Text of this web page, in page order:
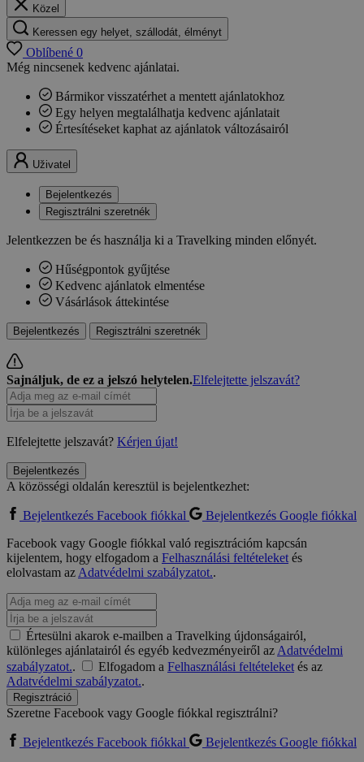
Közel
Keressen egy helyet, szállodát, élményt
Oblíbené 0
Még nincsenek kedvenc ajánlatai.
Bármikor visszatérhet a mentett ajánlatokhoz
Egy helyen megtalálhatja kedvenc ajánlatait
Értesítéseket kaphat az ajánlatok változásairól
Uživatel
Bejelentkezés
Regisztrálni szeretnék
Jelentkezzen be és használja ki a Travelking minden előnyét.
Hűségpontok gyűjtése
Kedvenc ajánlatok elmentése
Vásárlások áttekintése
Bejelentkezés Regisztrálni szeretnék
Sajnáljuk, de ez a jelszó helytelen.Elfelejtette jelszavát?
Elfelejtette jelszavát? Kérjen újat!
Bejelentkezés
A közösségi oldalán keresztül is bejelentkezhet:
Bejelentkezés Facebook fiókkal
Bejelentkezés Google fiókkal
Facebook vagy Google fiókkal való regisztrációm kapcsán
kijelentem, hogy elfogadom a Felhasználási feltételeketés
elolvastam azAdatvédelmi szabályzatot..
Értesülni akarok e-mailben a Travelking újdonságairól,
különleges ajánlatairól és egyéb kedvezményeiről azAdatvédelmi
szabályzatot.. Elfogadom a Felhasználási feltételeketés az
Adatvédelmi szabályzatot..
Regisztráció
Szeretne Facebook vagy Google fiókkal regisztrálni?
Bejelentkezés Facebook fiókkal
Bejelentkezés Google fiókkal